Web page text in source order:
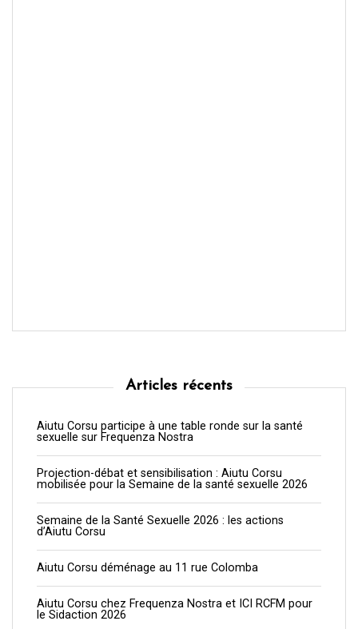
Articles récents
Aiutu Corsu participe à une table ronde sur la santé
sexuelle sur Frequenza Nostra
Projection-débat et sensibilisation : Aiutu Corsu
mobilisée pour la Semaine de la santé sexuelle 2026
Semaine de la Santé Sexuelle 2026 : les actions
d’Aiutu Corsu
Aiutu Corsu déménage au 11 rue Colomba
Aiutu Corsu chez Frequenza Nostra et ICI RCFM pour
le Sidaction 2026